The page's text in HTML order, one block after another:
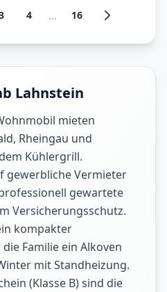
4 ... 16
Lahnstein
mieten
Rheingau und
Kühlergrill.
gewerbliche Vermieter
gewartete
Versicherungsschutz.
kompakter
Familie ein Alkoven
mit Standheizung.
(Klasse B) sind die